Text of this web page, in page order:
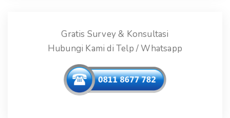
Gratis Survey & Konsultasi
Hubungi Kami di Telp / Whatsapp